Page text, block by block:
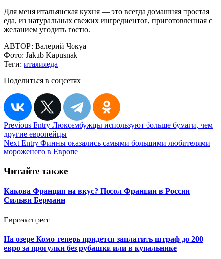
Для меня итальянская кухня — это всегда домашняя простая
еда, из натуральных свежих ингредиентов, приготовленная с
желанием угодить гостю.
АВТОР: Валерий Чокуа
Фото: Jakub Kapusnak
Теги: италияеда
Поделиться в соцсетях
Навигация
по
записям
Previous Entry Люксембужцы используют больше бумаги, чем
другие европейцы
Next Entry Финны оказались самыми большими любителями
мороженого в Европе
Читайте также
Какова Франция на вкус? Посол Франции в России
Сильви Берманн
Евроэкспресс
На озере Комо теперь придется заплатить штраф до 200
евро за прогулки без рубашки или в купальнике